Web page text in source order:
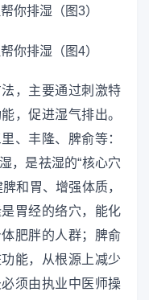
，主要通过刺激特
，促进湿气排出。
、丰隆、脾俞等：
，是祛湿的“核心穴
和胃、增强体质，
胃经的络穴，能化
肥胖的人群；脾俞
能，从根源上减少
须由执业中医师操